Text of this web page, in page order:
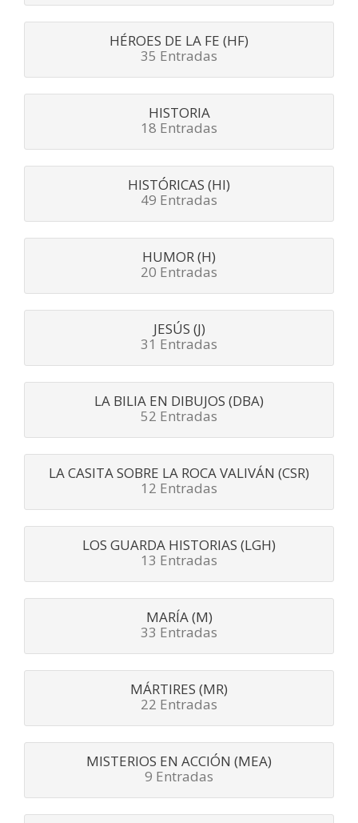
HÉROES DE LA FE (HF)
35 Entradas
HISTORIA
18 Entradas
HISTÓRICAS (HI)
49 Entradas
HUMOR (H)
20 Entradas
JESÚS (J)
31 Entradas
LA BILIA EN DIBUJOS (DBA)
52 Entradas
LA CASITA SOBRE LA ROCA VALIVÁN (CSR)
12 Entradas
LOS GUARDA HISTORIAS (LGH)
13 Entradas
MARÍA (M)
33 Entradas
MÁRTIRES (MR)
22 Entradas
MISTERIOS EN ACCIÓN (MEA)
9 Entradas